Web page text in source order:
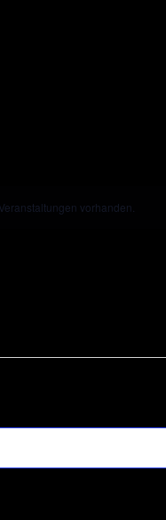
vorhanden.